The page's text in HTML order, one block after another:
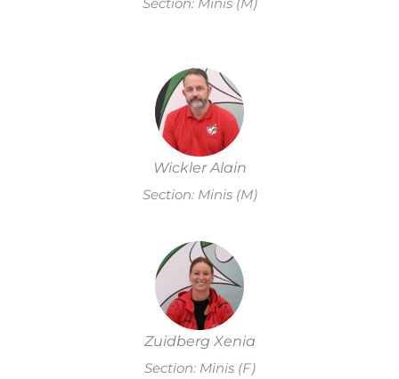
Wickler Alain
Section: Minis (M)
Zuidberg Xenia
Section: Minis (F)